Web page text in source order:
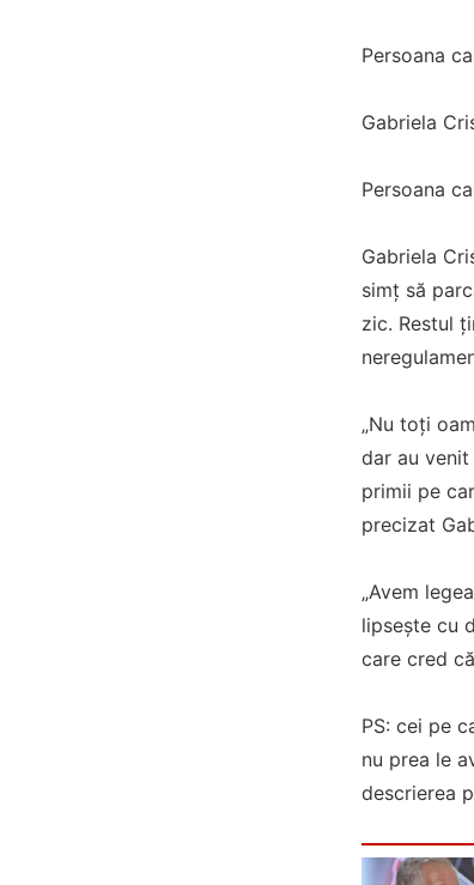
Persoana
Gabriela
Persoana
Gabriela
simț să
zic. Restul
„Nu toți
dar au
primii pe
precizat
„Avem
lipsește cu
care cred
PS: cei pe
nu prea le
descrierea